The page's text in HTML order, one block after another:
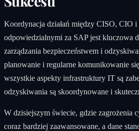
Koordynacja działań między CISO, CIO i
odpowiedzialnymi za SAP jest kluczowa
zarządzania bezpieczeństwem i
planowanie i regularne komunikowanie
wszystkie aspekty infrastruktury IT są
odzyskiwania są skoordynowane i
W dzisiejszym świecie, gdzie zagrożenia
coraz bardziej zaawansowane, a dane